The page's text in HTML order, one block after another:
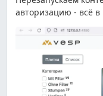
авторизацию - всё в